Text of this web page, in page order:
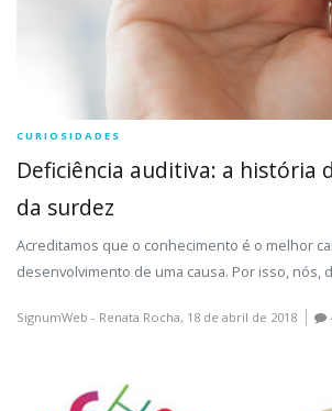
CURIOSIDADES
Deficiência auditiva: a história
da surdez
Acreditamos que o conhecimento é o melhor
desenvolvimento de uma causa. Por isso, nós,
SignumWeb - Renata Rocha, 18 de abril de 2018